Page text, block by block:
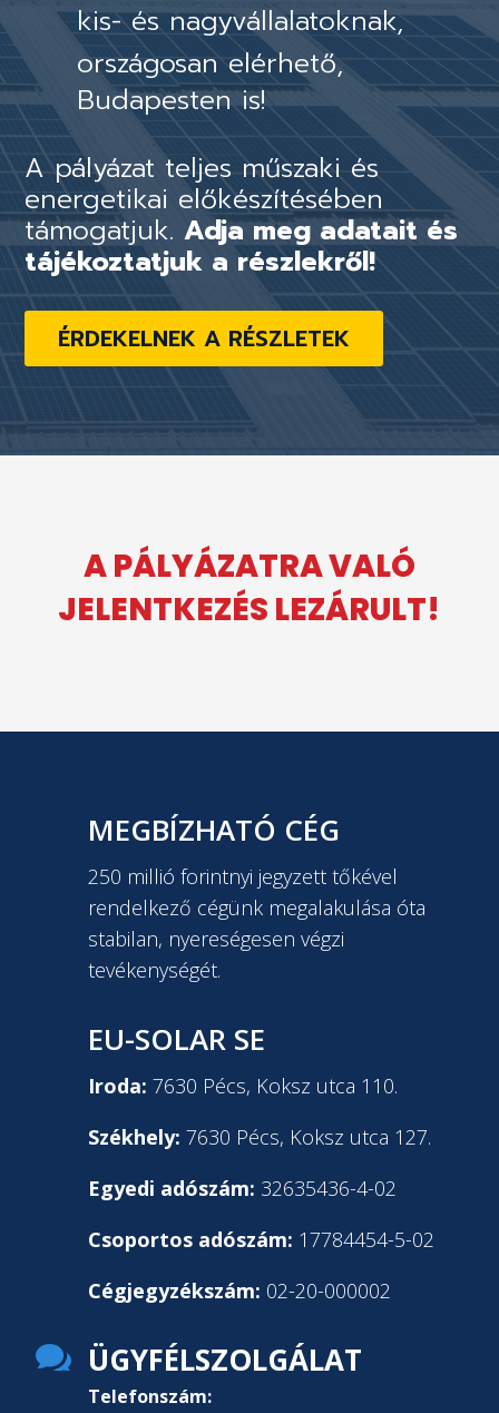
kis- és nagyvállalatoknak,
országosan elérhető,
Budapesten is!
A pályázat teljes műszaki és
energetikai előkészítésében
támogatjuk.Adja meg adatait és
tájékoztatjuk a részlekről!
ÉRDEKELNEK A RÉSZLETEK
A PÁLYÁZATRA VALÓ
JELENTKEZÉS LEZÁRULT!
MEGBÍZHATÓ CÉG
250 millió forintnyi jegyzett tőkével
rendelkező cégünk megalakulása óta
stabilan, nyereségesen végzi
tevékenységét.
EU-SOLAR SE
Iroda: 7630 Pécs, Koksz utca 110.
Székhely: 7630 Pécs, Koksz utca 127.
Egyedi adószám: 32635436-4-02
Csoportos adószám: 17784454-5-02
Cégjegyzékszám: 02-20-000002
 ÜGYFÉLSZOLGÁLAT
Telefonszám: